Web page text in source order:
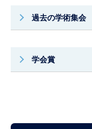
過去の学術集会
学会賞